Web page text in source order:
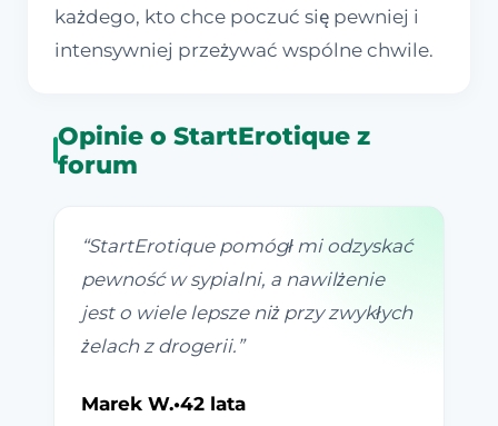
każdego, kto chce poczuć się pewniej i
intensywniej przeżywać wspólne chwile.
Opinie o StartErotique z
forum
“StartErotique pomógł mi odzyskać
pewność w sypialni, a nawilżenie
jest o wiele lepsze niż przy zwykłych
żelach z drogerii. ”
Marek W.•42 lata